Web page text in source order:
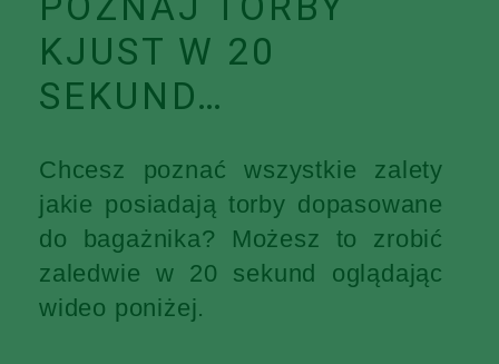
KJUST W 20
SEKUND…
Chcesz poznać wszystkie zalety
jakie posiadają torby dopasowane
do bagażnika? Możesz to zrobić
zaledwie w 20 sekund oglądając
wideo poniżej.